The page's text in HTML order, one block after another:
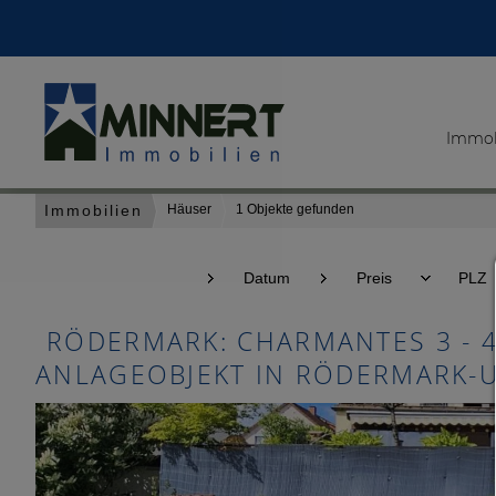
Immobilien Häuser 1 Objekte gefunden
Datum Preis PLZ
RÖDERMARK: CHARMANTES 3 -
ANLAGEOBJEKT IN RÖDERMARK-